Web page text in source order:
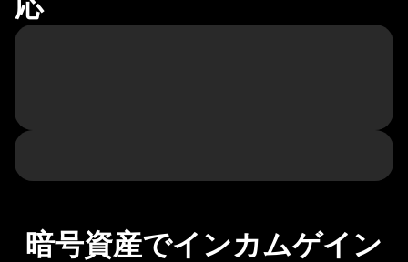
暗号資産でインカムゲイン